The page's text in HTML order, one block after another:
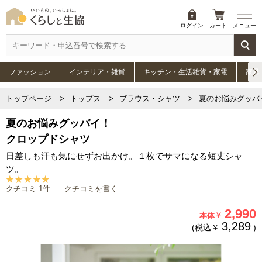
ログイン カート メニュー
ファッション インテリア・雑貨 キッチン・生活雑貨・家電 家具
トップページ トップス ブラウス・シャツ 夏のお悩みグッ
夏のお悩みグッバイ！
クロップドシャツ
日差しも汗も気にせずお出かけ。１枚でサマになる短丈シャ
ツ。
クチコミ 1件 クチコミを書く
本体￥ 2,990
(税込￥ 3,289 )